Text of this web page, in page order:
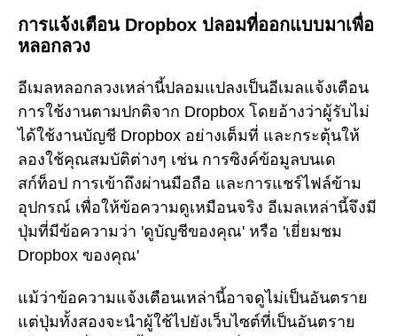
การแจ้งเตือน Dropbox ปลอมที่ออกแบบมาเพื่อ
หลอกลวง
อีเมลหลอกลวงเหล่านี้ปลอมแปลงเป็นอีเมลแจ้งเตือน
การใช้งานตามปกติจาก Dropbox โดยอ้างว่าผู้รับไม่
ได้ใช้งานบัญชี Dropbox อย่างเต็มที่ และกระตุ้นให้
ลองใช้คุณสมบัติต่างๆ เช่น การซิงค์ข้อมูลบนเด
สก์ท็อป การเข้าถึงผ่านมือถือ และการแชร์ไฟล์ข้าม
อุปกรณ์ เพื่อให้ข้อความดูเหมือนจริง อีเมลเหล่านี้จึงมี
ปุ่มที่มีข้อความว่า 'ดูบัญชีของคุณ' หรือ 'เยี่ยมชม
Dropbox ของคุณ'
แม้ว่าข้อความแจ้งเตือนเหล่านี้อาจดูไม่เป็นอันตราย
แต่ปุ่มทั้งสองจะนำผู้ใช้ไปยังเว็บไซต์ที่เป็นอันตราย